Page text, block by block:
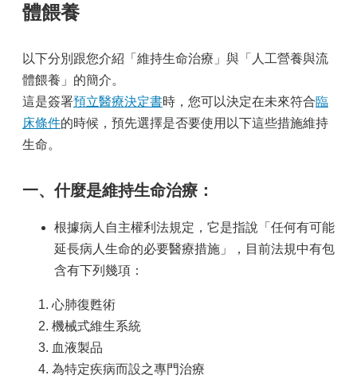
體餵養
以下分別跟您介紹「維持生命治療」與「人工營養與流
體餵養」的簡介。
這是簽署預立醫療決定書時，您可以決定在未來符合臨
床條件的時候，預先選擇是否要使用以下這些措施維持
生命。
一、什麼是維持生命治療：
根據病人自主權利法規定，它是指說「任何有可能
延長病人生命的必要醫療措施」，目前法規中有包
含有下列幾項：
1. 心肺復甦術
2. 機械式維生系統
3. 血液製品
4. 為特定疾病而設之專門治療